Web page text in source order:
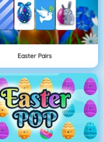
Easter Pairs